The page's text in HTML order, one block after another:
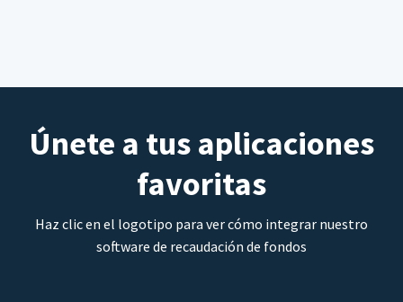
Únete a tus aplicaciones
favoritas
Haz clic en el logotipo para ver cómo integrar nuestro
software de recaudación de fondos